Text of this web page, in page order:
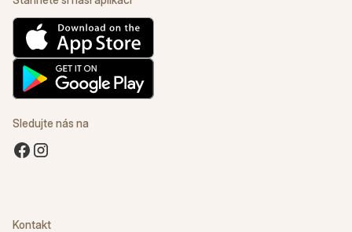
Sledujte nás na
Kontakt